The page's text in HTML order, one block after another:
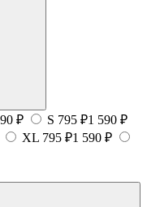
₽ S 795 ₽1 590 ₽
XL 795 ₽1 590 ₽